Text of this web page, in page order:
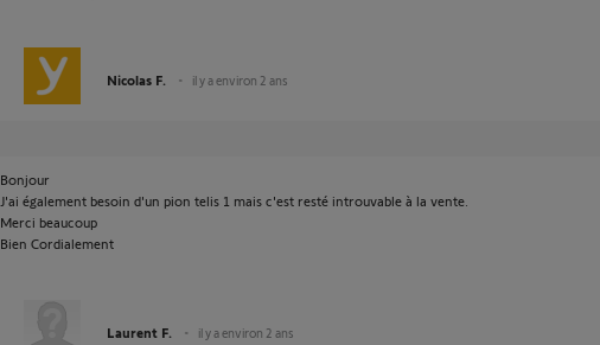
Nicolas F. il y a environ 2 ans
Bonjour
J'ai également besoin d'un pion telis 1 mais c'est resté introuvable à la vente.
Merci beaucoup
Bien Cordialement
Laurent F. il y a environ 2 ans